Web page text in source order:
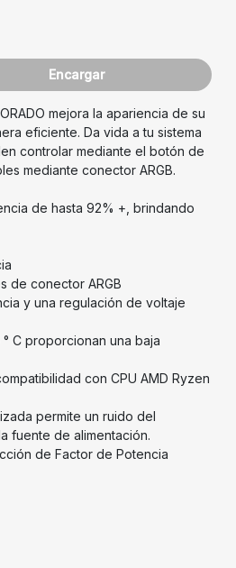
Encargar
mejora la apariencia de su
eficiente. Da vida a tu sistema
controlar mediante el botón de
mediante conector ARGB.
de hasta 92% +, brindando
de conector ARGB
y una regulación de voltaje
C proporcionan una baja
con CPU AMD Ryzen
permite un ruido del
fuente de alimentación.
de Factor de Potencia